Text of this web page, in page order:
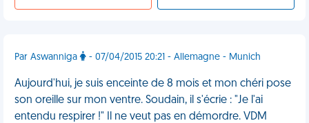
Par Aswanniga - 07/04/2015 20:21 - Allemagne - Munich
Aujourd'hui, je suis enceinte de 8 mois et mon chéri pose
son oreille sur mon ventre. Soudain, il s'écrie : "Je l'ai
entendu respirer !" Il ne veut pas en démordre. VDM